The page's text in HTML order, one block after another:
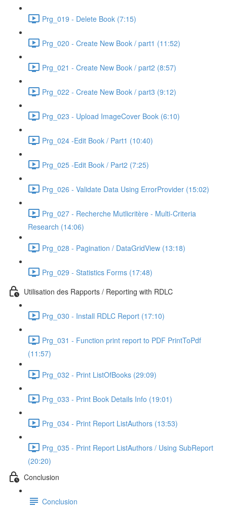
Prg_019 - Delete Book (7:15)
Prg_020 - Create New Book / part1 (11:52)
Prg_021 - Create New Book / part2 (8:57)
Prg_022 - Create New Book / part3 (9:12)
Prg_023 - Upload ImageCover Book (6:10)
Prg_024 -Edit Book / Part1 (10:40)
Prg_025 -Edit Book / Part2 (7:25)
Prg_026 - Validate Data Using ErrorProvider (15:02)
Prg_027 - Recherche Mutlicritère - Multi-Criteria
Research (14:06)
Prg_028 - Pagination / DataGridView (13:18)
Prg_029 - Statistics Forms (17:48)
Utilisation des Rapports / Reporting with RDLC
Prg_030 - Install RDLC Report (17:10)
Prg_031 - Function print report to PDF PrintToPdf
(11:57)
Prg_032 - Print ListOfBooks (29:09)
Prg_033 - Print Book Details Info (19:01)
Prg_034 - Print Report ListAuthors (13:53)
Prg_035 - Print Report ListAuthors / Using SubReport
(20:20)
Conclusion
Conclusion